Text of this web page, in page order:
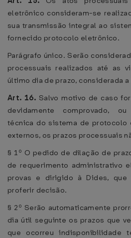
eletrônico consideram-se
sua transmissão integral ao
fornecido protocolo eletrônico.
Parágrafo único. Serão
processuais realizados até as
último dia de prazo, considerada
Art. 16. Salvo motivo de caso
devidamente comprovado,
técnica do sistema de protocolo
externos, os prazos processuais
§ 1º O pedido de dilação de
de requerimento administrativo
provas e dirigido à Dides, que
proferir decisão.
§ 2º Serão automaticamente
dia útil seguinte os prazos que
que ocorreu indisponibilidade